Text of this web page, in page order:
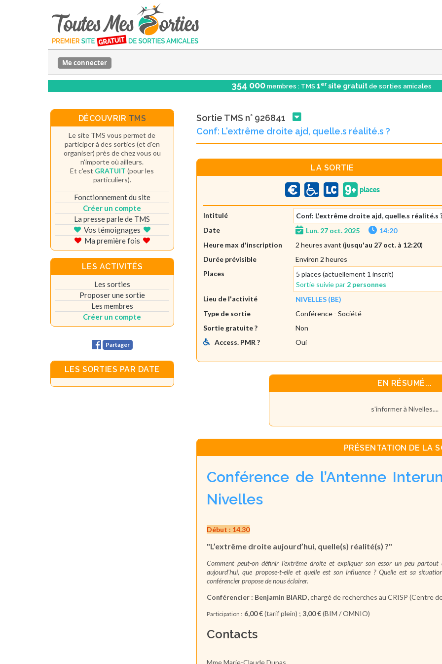
Me connecter
354 000 membres : TMS 1er site gratuit de sorties amicales
Sortie TMS n° 926841
Conf: L'extrême droite ajd, quelle.s réalité.s ?
LA SORTIE
Intitulé
Conf: L'extrême droite ajd, quelle.s réalité.s
Date
Lun. 27 oct. 2025
14:20
Heure max d'inscription
2 heures avant (jusqu'au 27 oct. à 12:20)
Durée prévisible
Environ 2 heures
Places
5 places (actuellement 1 inscrit)
Sortie suivie par 2 personnes
Lieu de l'activité
NIVELLES (BE)
Type de sortie
Conférence - Société
Sortie gratuite ?
Non
Access. PMR ?
Oui
EN RÉSUMÉ...
s'informer à Nivelles....
PRÉSENTATION DE LA
Conférence de l’Antenne
Nivelles
Début : 14.30
"L’extrême droite aujourd’hui, quelle(s) réalité(s) ?"
Comment peut-on définir l’extrême droite et expliquer son essor un peu
aujourd’hui, que propose-t-elle et quelle est son influence ? Quelle est sa
conférencier propose de nous éclairer.
Conférencier : Benjamin BIARD,chargé de recherches au CRISP (Centre
Participation : 6,00 €(tarif plein) ;3,00 €(BIM / OMNIO)
Contacts
DÉCOUVRIR TMS
Le site TMS vous permet de
participer à des sorties (et d'en
organiser) près de chez vous ou
n'importe où ailleurs.
Et c'est GRATUIT (pour les
particuliers).
Fonctionnement du site
Créer un compte
La presse parle de TMS
Vos témoignages
Ma première fois
LES ACTIVITÉS
Les sorties
Proposer une sortie
Les membres
Créer un compte
Partager
LES SORTIES PAR DATE